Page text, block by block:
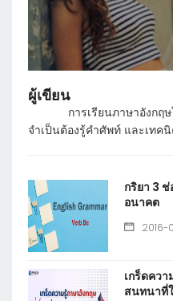
ผู้เขียน
การเรียนภาษาอังกฤ
จำเป็นต้องรู้คำศัพท์ และเทคนิ
กริยา 3
อนาคต
2016-
เกร็ดคว
สนทนาที่